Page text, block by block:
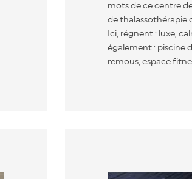
mots de ce centre
de thalassothérapie
Ici, régnent : luxe,
également : piscine
remous, espace